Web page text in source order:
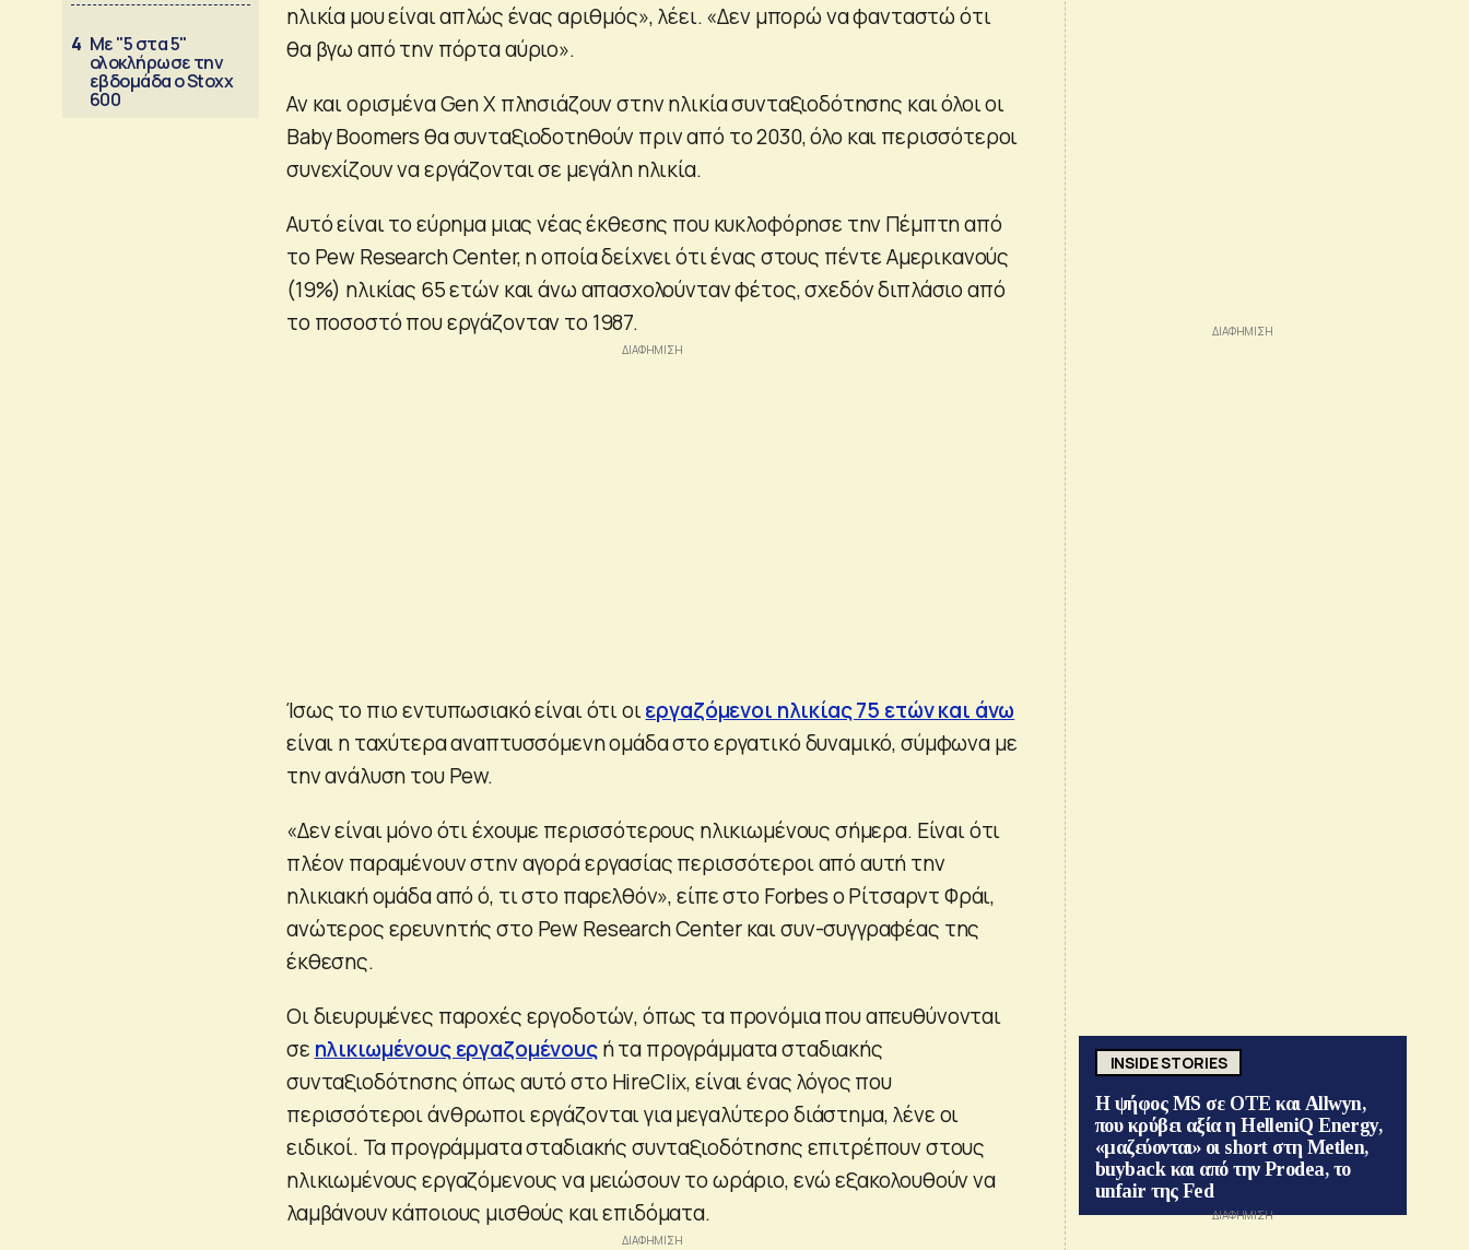
4 Με "5 στα 5"
ολοκλήρωσε την
εβδομάδα ο Stoxx
600
ηλικία μου είναι απλώς ένας αριθμός», λέει. «Δεν μπορώ να φανταστώ ότι
θα βγω από την πόρτα αύριο».
Αν και ορισμένα Gen X πλησιάζουν στην ηλικία συνταξιοδότησης και όλοι οι
Baby Boomers θα συνταξιοδοτηθούν πριν από το 2030, όλο και περισσότεροι
συνεχίζουν να εργάζονται σε μεγάλη ηλικία.
Αυτό είναι το εύρημα μιας νέας έκθεσης που κυκλοφόρησε την Πέμπτη από
το Pew Research Center, η οποία δείχνει ότι ένας στους πέντε Αμερικανούς
(19%) ηλικίας 65 ετών και άνω απασχολούνταν φέτος, σχεδόν διπλάσιο από
το ποσοστό που εργάζονταν το 1987.
Ίσως το πιο εντυπωσιακό είναι ότι οιεργαζόμενοι ηλικίας 75 ετών και άνω
είναι η ταχύτερα αναπτυσσόμενη ομάδα στο εργατικό δυναμικό, σύμφωνα με
την ανάλυση του Pew.
«Δεν είναι μόνο ότι έχουμε περισσότερους ηλικιωμένους σήμερα. Είναι ότι
πλέον παραμένουν στην αγορά εργασίας περισσότεροι από αυτή την
ηλικιακή ομάδα από ό, τι στο παρελθόν», είπε στο Forbes ο Ρίτσαρντ Φράι,
ανώτερος ερευνητής στο Pew Research Center και συν-συγγραφέας της
έκθεσης.
Οι διευρυμένες παροχές εργοδοτών, όπως τα προνόμια που απευθύνονται
σε ηλικιωμένους εργαζομένουςή τα προγράμματα σταδιακής
συνταξιοδότησης όπως αυτό στο HireClix, είναι ένας λόγος που
περισσότεροι άνθρωποι εργάζονται για μεγαλύτερο διάστημα, λένε οι
ειδικοί. Τα προγράμματα σταδιακής συνταξιοδότησης επιτρέπουν στους
ηλικιωμένους εργαζόμενους να μειώσουν το ωράριο, ενώ εξακολουθούν να
λαμβάνουν κάποιους μισθούς και επιδόματα.
INSIDE STORIES
Η ψήφος MS σε ΟΤΕ και Allwyn,
που κρύβει αξία η HelleniQ Energy,
«μαζεύονται» οι short στη Metlen,
buyback και από την Prodea, το
unfair της Fed